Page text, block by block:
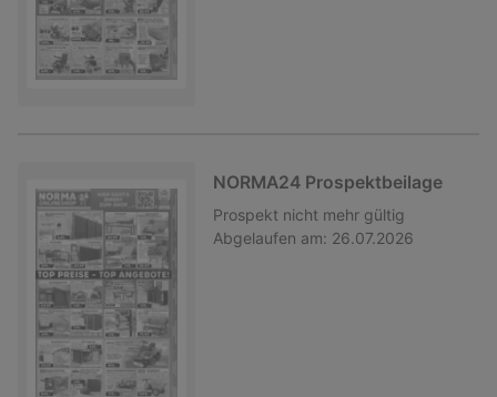
NORMA24 Prospektbeilage
Prospekt nicht mehr gültig
Abgelaufen am: 26.07.2026